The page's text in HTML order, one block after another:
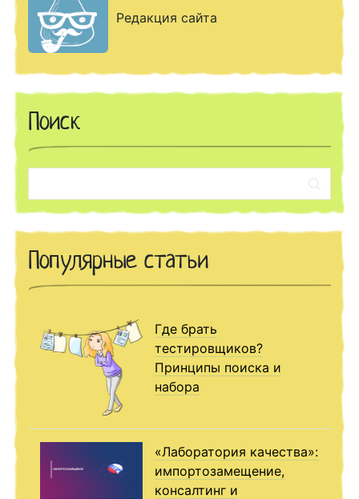
Редакция сайта
Поиск
Популярные статьи
Где брать
тестировщиков?
Принципы поиска и
набора
«Лаборатория качества»:
импортозамещение,
консалтинг и